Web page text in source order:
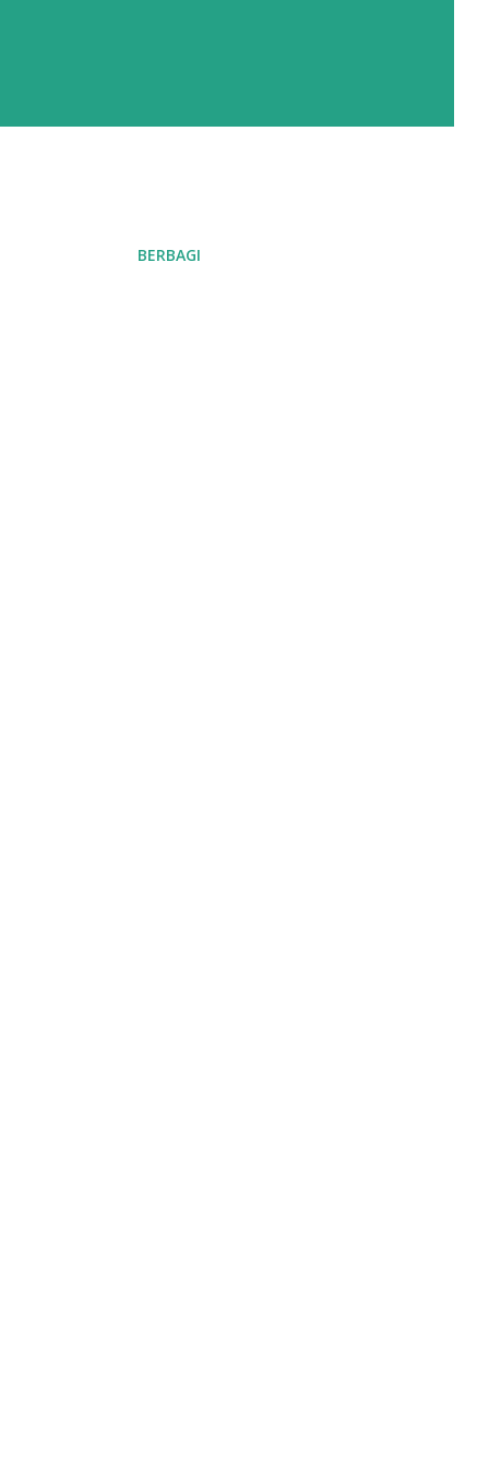
BERBAGI